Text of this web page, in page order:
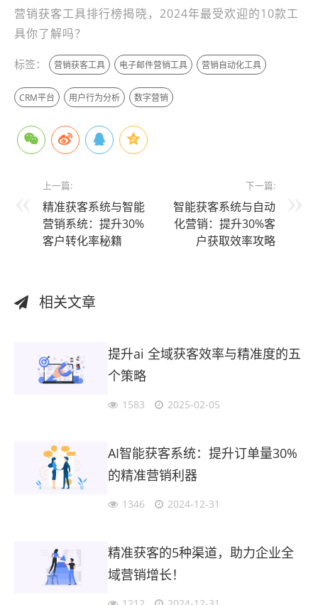
营销获客工具排行榜揭晓，2024年最受欢迎的10款工
具你了解吗？
标签： 营销获客工具 电子邮件营销工具 营销自动化工具
CRM平台 用户行为分析 数字营销
上一篇:
精准获客系统与智能
营销系统：提升30%
客户转化率秘籍
下一篇:
智能获客系统与自动
化营销：提升30%客
户获取效率攻略
相关文章
提升ai 全域获客效率与精准度的五
个策略
1583 2025-02-05
AI智能获客系统：提升订单量30%
的精准营销利器
1346 2024-12-31
精准获客的5种渠道，助力企业全
域营销增长！